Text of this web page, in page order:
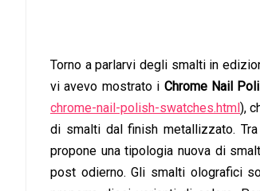
Torno a parlarvi degli smalti in
vi avevo mostrato i Chrome Nail
chrome-nail-polish-swatches.html),
di smalti dal finish metallizzato.
propone una tipologia nuova di
post odierno. Gli smalti olografici